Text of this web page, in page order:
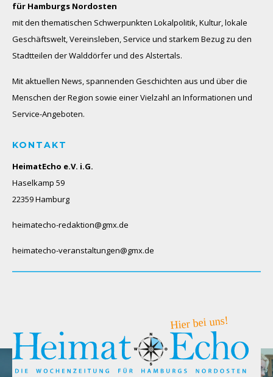
für Hamburgs Nordosten
mit den thematischen Schwerpunkten Lokalpolitik, Kultur, lokale
Geschäftswelt, Vereinsleben, Service und starkem Bezug zu den
Stadtteilen der Walddörfer und des Alstertals.
Mit aktuellen News, spannenden Geschichten aus und über die
Menschen der Region sowie einer Vielzahl an Informationen und
Service-Angeboten.
KONTAKT
HeimatEcho e.V. i.G.
Haselkamp 59
22359 Hamburg
heimatecho-redaktion@gmx.de
heimatecho-veranstaltungen@gmx.de